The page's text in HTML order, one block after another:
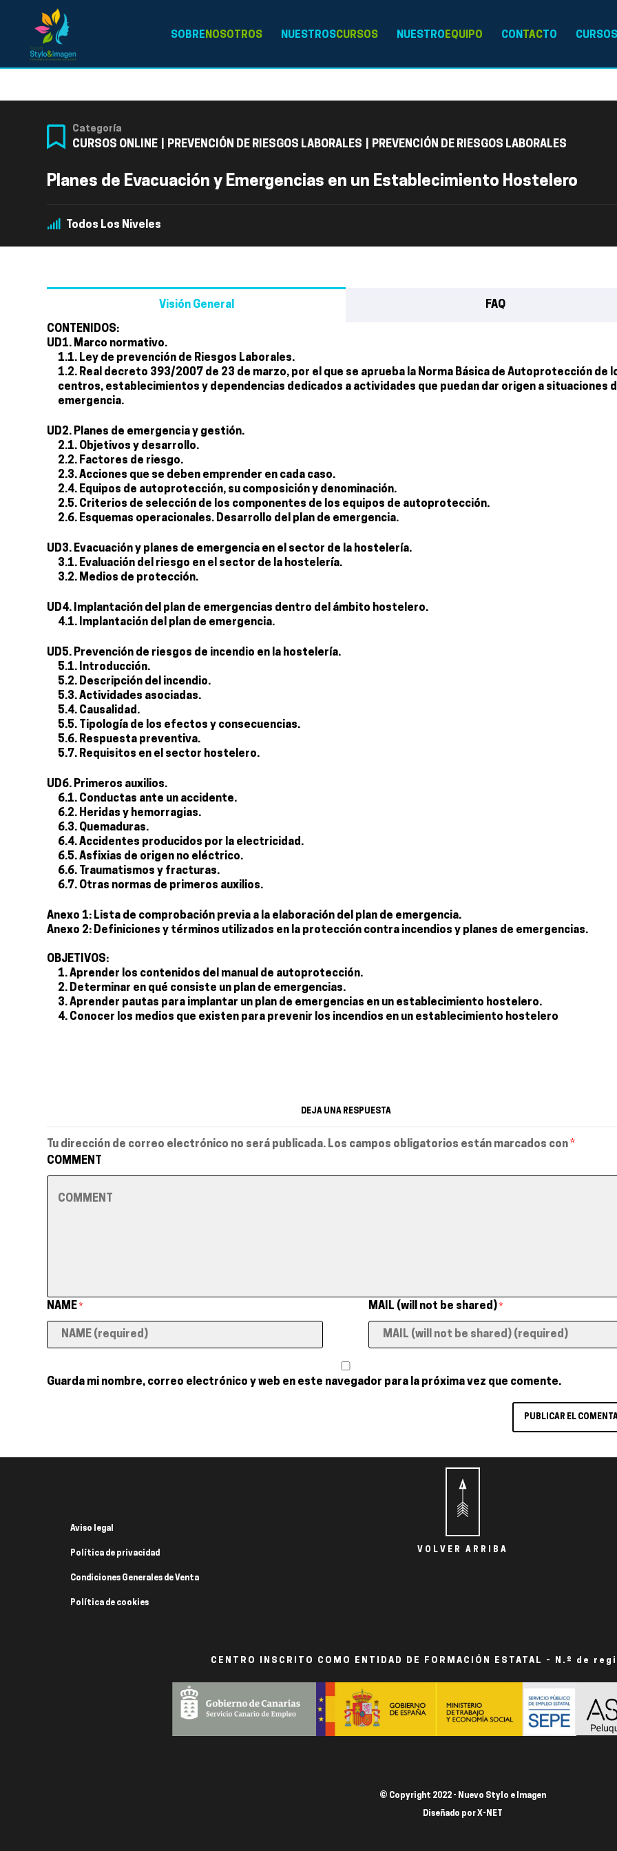
SOBRENOSOTROS NUESTROSCURSOS NUESTROEQUIPO CONTACTO CURSOS
Categoría
CURSOS ONLINE PREVENCIÓN DE RIESGOS LABORALES PREVENCIÓN DE RIESGOS LABORALES
Planes de Evacuación y Emergencias en un Establecimiento Hostelero
Todos Los Niveles
Visión General FAQ
CONTENIDOS:
UD1. Marco normativo.
1.1. Ley de prevención de Riesgos Laborales.
1.2. Real decreto 393/2007 de 23 de marzo, por el que se aprueba la Norma Básica de Autoprotección de
centros, establecimientos y dependencias dedicados a actividades que puedan dar origen a situaciones
emergencia.
UD2. Planes de emergencia y gestión.
2.1. Objetivos y desarrollo.
2.2. Factores de riesgo.
2.3. Acciones que se deben emprender en cada caso.
2.4. Equipos de autoprotección, su composición y denominación.
2.5. Criterios de selección de los componentes de los equipos de autoprotección.
2.6. Esquemas operacionales. Desarrollo del plan de emergencia.
UD3. Evacuación y planes de emergencia en el sector de la hostelería.
3.1. Evaluación del riesgo en el sector de la hostelería.
3.2. Medios de protección.
UD4. Implantación del plan de emergencias dentro del ámbito hostelero.
4.1. Implantación del plan de emergencia.
UD5. Prevención de riesgos de incendio en la hostelería.
5.1. Introducción.
5.2. Descripción del incendio.
5.3. Actividades asociadas.
5.4. Causalidad.
5.5. Tipología de los efectos y consecuencias.
5.6. Respuesta preventiva.
5.7. Requisitos en el sector hostelero.
UD6. Primeros auxilios.
6.1. Conductas ante un accidente.
6.2. Heridas y hemorragias.
6.3. Quemaduras.
6.4. Accidentes producidos por la electricidad.
6.5. Asfixias de origen no eléctrico.
6.6. Traumatismos y fracturas.
6.7. Otras normas de primeros auxilios.
Anexo 1: Lista de comprobación previa a la elaboración del plan de emergencia.
Anexo 2: Definiciones y términos utilizados en la protección contra incendios y planes de emergencias.
OBJETIVOS:
Aprender los contenidos del manual de autoprotección.
Determinar en qué consiste un plan de emergencias.
Aprender pautas para implantar un plan de emergencias en un establecimiento hostelero.
Conocer los medios que existen para prevenir los incendios en un establecimiento hostelero
DEJA UNA RESPUESTA
Tu dirección de correo electrónico no será publicada. Los campos obligatorios están marcados con *
COMMENT
NAME * MAIL (will not be shared) *
Guarda mi nombre, correo electrónico y web en este navegador para la próxima vez que comente.
VOLVER ARRIBA
Aviso legal
Política de privacidad
Condiciones Generales de Venta
Política de cookies
CENTRO INSCRITO COMO ENTIDAD DE FORMACIÓN ESTATAL - N.º de
© Copyright 2022 - Nuevo Stylo e Imagen
Diseñado porX-NET